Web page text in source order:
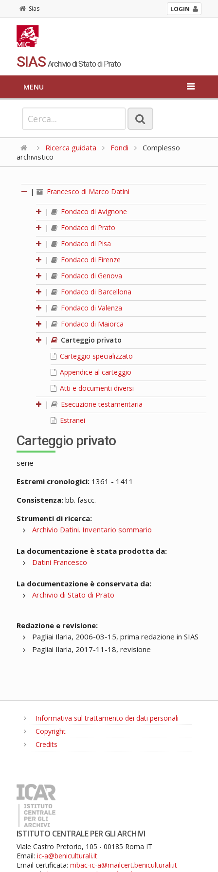
Sias LOGIN
SIAS Archivio di Stato di Prato
MENU
Ricerca guidata Fondi
Complesso
archivistico
| Francesco di Marco Datini
|
Fondaco di Avignone
|
Fondaco di Prato
|
Fondaco di Pisa
|
Fondaco di Firenze
|
Fondaco di Genova
|
Fondaco di Barcellona
|
Fondaco di Valenza
|
Fondaco di Maiorca
|
Carteggio privato
Carteggio specializzato
Appendice al carteggio
Atti e documenti diversi
|
Esecuzione testamentaria
Estranei
Carteggio privato
serie
Estremi cronologici:1361 - 1411
Consistenza:bb. fascc.
Strumenti di ricerca:
Archivio Datini. Inventario sommario
La documentazione è stata prodotta da:
Datini Francesco
La documentazione è conservata da:
Archivio di Stato di Prato
Redazione e revisione:
Pagliai Ilaria, 2006-03-15, prima redazione in SIAS
Pagliai Ilaria, 2017-11-18, revisione
Informativa sul trattamento dei dati personali
Copyright
Credits
ISTITUTO CENTRALE PER GLI ARCHIVI
Viale Castro Pretorio, 105 - 00185 Roma IT
Email: ic-a@beniculturali.it
Email certificata: mbac-ic-a@mailcert.beniculturali.it